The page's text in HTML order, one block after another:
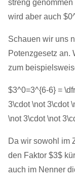
streng
wird aber auch
Schauen wir uns
Potenzgesetz an.
zum
$3^0=3^{6-6} =
3\cdot \not 3\cdot
\not 3\cdot \not
Da wir sowohl im
den Faktor $3$
auch im Nenner